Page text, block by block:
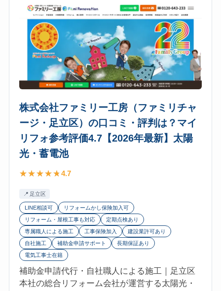
イ
リ
フ
ォ
参
考
評
価
4.8【2026
年
最
新】
ジ
ョ
イ
フ
ル
（東
京
本
社・
葛
飾
リ
フ
株式会社ファミリー工房（ファミリチャ
ージ・足立区）の口コミ・評判は？マイ
リフォ参考評価4.7【2026年最新】太陽
光・蓄電池
4.7
足立区
LINE相談可
リフォームかし保険加入可
リフォーム・屋根工事も対応
定期点検あり
専属職人による施工
工事保険加入
建設業許可あり
自社施工
補助金申請サポート
長期保証あり
電気工事士在籍
補助金申請代行・自社職人による施工｜足立区
本社の総合リフォーム会社が運営する太陽光・